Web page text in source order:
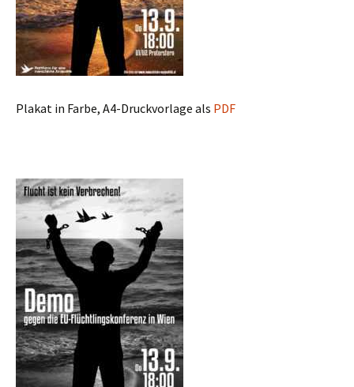
Plakat in Farbe, A4-Druckvorlage als PDF